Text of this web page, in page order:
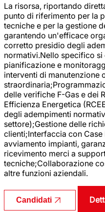
La risorsa, riportando
punto di riferimento per la
tecniche e per la gestione
garantendo un'efficace
corretto presidio degli
normativi.Nello specifico si
pianificazione e
interventi di manutenzione
delle verifiche F-Gas e dei
Efficienza Energetica
degli adempimenti
settore);Gestione delle
clienti;Interfaccia con
avviamento impianti,
ricevimento merci a
tecniche;Collaborazione
altre funzioni aziendali.
Candidati